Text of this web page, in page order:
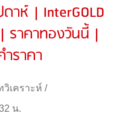
าห์ | InterGOLD
| ราคาทองวันนี้ |
ราคา
เคราะห์ /
น.